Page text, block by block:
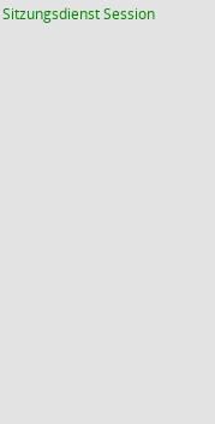
SitzungsdienstSession(Wird in